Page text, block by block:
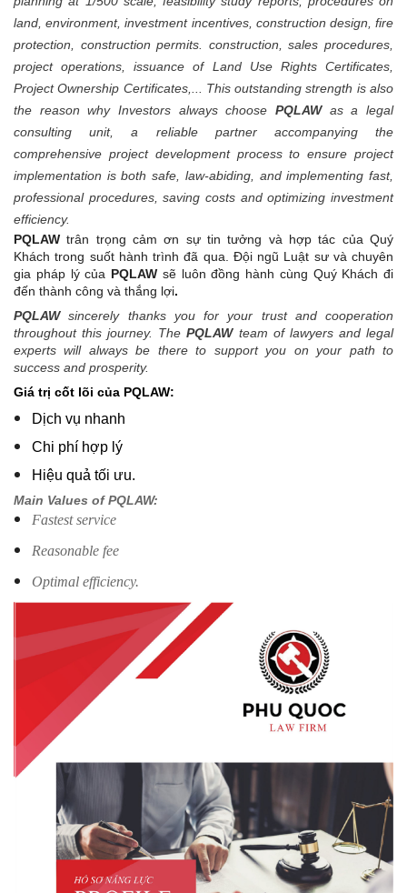
land, environment, investment incentives, construction design, fire
protection, construction permits. construction, sales procedures,
project operations, issuance of Land Use Rights Certificates,
Project Ownership Certificates,... This outstanding strength is also
the reason why Investors always choose PQLAWas a legal
consulting unit, a reliable partner accompanying the
comprehensive project development process to ensure project
implementation is both safe, law-abiding, and implementing fast,
professional procedures, saving costs and optimizing investment
efficiency.
PQLAW trân trọng cảm ơn sự tin tưởng và hợp tác của Quý
Kháchtrong suốt hành trình đã qua. Đội ngũ Luật sư và chuyên
gia pháp lýcủa PQLAW sẽluôn đồng hành cùng Quý Khách đi
đến thành công và thắng lợi.
PQLAWsincerely thanks you for your trust and cooperation
throughout this journey. ThePQLAWteam of lawyers and legal
experts will always be there to support you on your path to
success and prosperity.
Giá trị cốt lõi của PQLAW:
Dịch vụ nhanh
Chi phí hợp lý
Hiệu quả tối ưu.
Main Values of PQLAW:
Fastest service
Reasonable fee
Optimal efficiency.